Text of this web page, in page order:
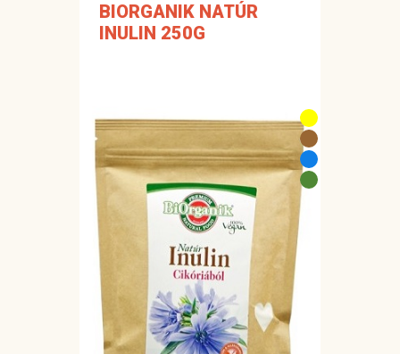
BIORGANIK NATÚR
INULIN 250G